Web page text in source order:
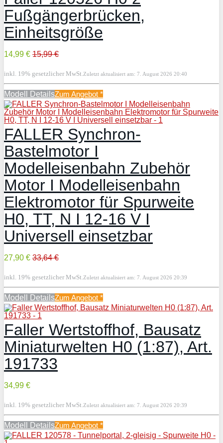
Fußgängerbrücken,
Einheitsgröße
14,99 € 15,99 €
inkl. 19% gesetzlicher MwSt. Zuletzt aktualisiert am: 7. August 2026 20:40
Modell DetailsZum Angebot *
FALLER Synchron-
Bastelmotor I
Modelleisenbahn Zubehör
Motor I Modelleisenbahn
Elektromotor für Spurweite
H0, TT, N I 12-16 V I
Universell einsetzbar
27,90 € 33,64 €
inkl. 19% gesetzlicher MwSt. Zuletzt aktualisiert am: 7. August 2026 20:39
Modell DetailsZum Angebot *
Faller Wertstoffhof, Bausatz
Miniaturwelten H0 (1:87), Art.
191733
34,99 €
inkl. 19% gesetzlicher MwSt. Zuletzt aktualisiert am: 7. August 2026 20:39
Modell DetailsZum Angebot *